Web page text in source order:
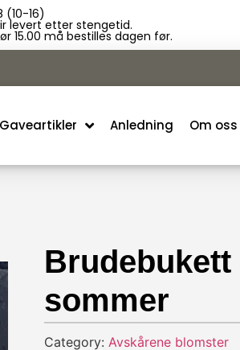
(10-16)
levert etter stengetid.
15.00 må bestilles dagen før.
Gaveartikler Anledning Om oss
Brudebukett
sommer
Category: Avskårene blomster